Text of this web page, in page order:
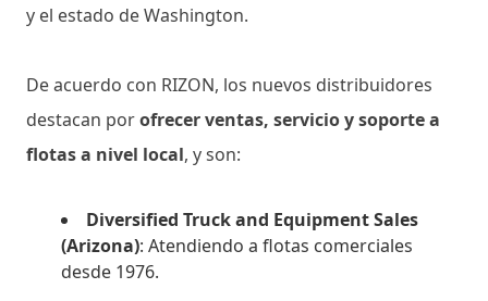
y el estado de Washington.
De acuerdo con RIZON, los nuevos distribuidores
destacan porofrecer ventas, servicio y soporte a
flotas a nivel local, y son:
Diversified Truck and Equipment Sales
(Arizona): Atendiendo a flotas comerciales
desde 1976.